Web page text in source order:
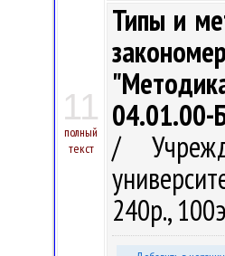
11
полный
текст
Типы и
04.01.00-
/
240р.,